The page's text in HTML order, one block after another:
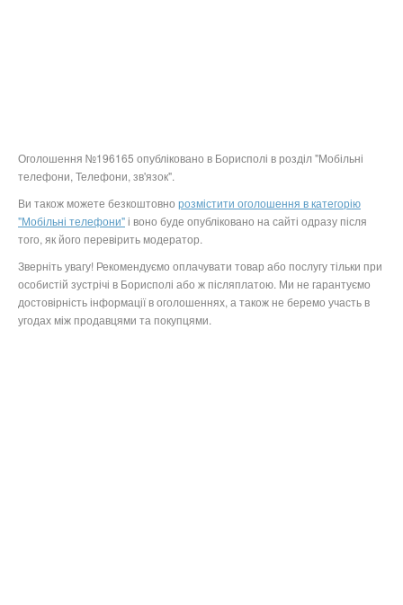
Оголошення №196165 опубліковано в Борисполі в розділ "Мобільні
телефони, Телефони, зв'язок".
Ви також можете безкоштовно розмістити оголошення в категорію
"Мобільні телефони"і воно буде опубліковано на сайті одразу після
того, як його перевірить модератор.
Зверніть увагу! Рекомендуємо оплачувати товар або послугу тільки при
особистій зустрічі в Борисполі або ж післяплатою. Ми не гарантуємо
достовірність інформації в оголошеннях, а також не беремо участь в
угодах між продавцями та покупцями.